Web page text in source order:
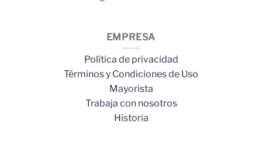
EMPRESA
Política de privacidad
Términos y Condiciones de Uso
Mayorista
Trabaja con nosotros
Historia